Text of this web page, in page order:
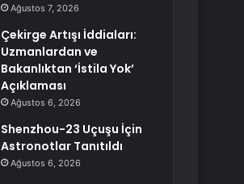
Ağustos 7, 2026
Çekirge Artışı İddiaları:
Uzmanlardan ve
Bakanlıktan ‘İstila Yok’
Açıklaması
Ağustos 6, 2026
Shenzhou-23 Uçuşu İçin
Astronotlar Tanıtıldı
Ağustos 6, 2026